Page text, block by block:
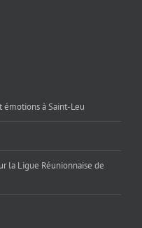
émotions à Saint-Leu
la Ligue Réunionnaise de